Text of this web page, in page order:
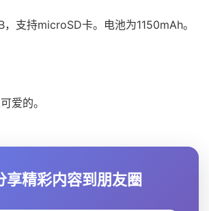
支持microSD卡。电池为1150mAh。
爱的。
享精彩内容到朋友圈